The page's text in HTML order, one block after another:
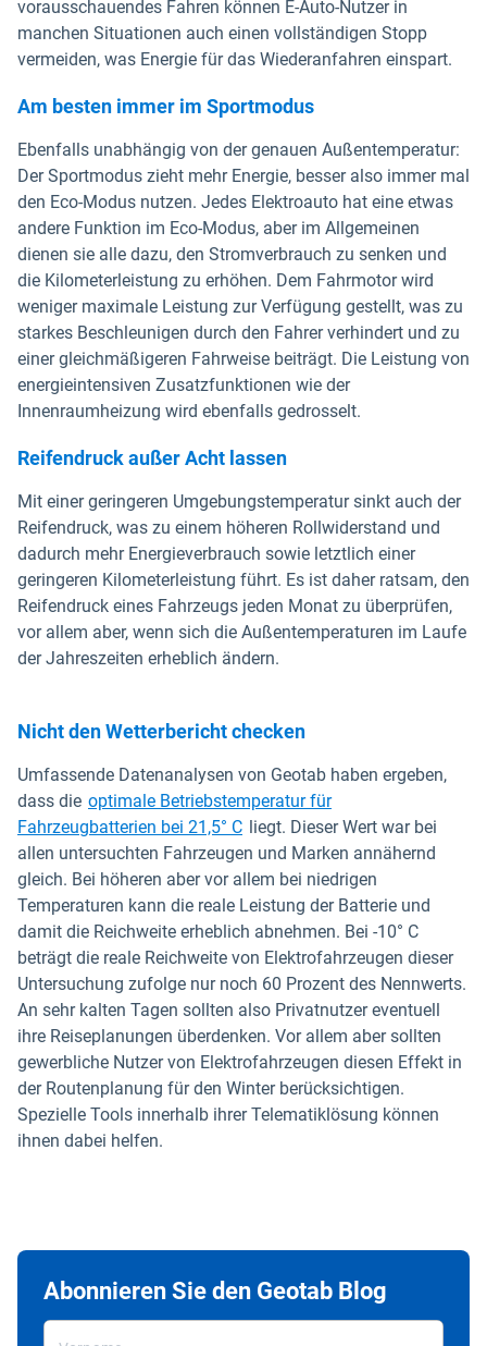
vorausschauendes Fahren können E-Auto-Nutzer in
manchen Situationen auch einen vollständigen Stopp
vermeiden, was Energie für das Wiederanfahren einspart.
Am besten immer im Sportmodus
Ebenfalls unabhängig von der genauen Außentemperatur:
Der Sportmodus zieht mehr Energie, besser also immer mal
den Eco-Modus nutzen. Jedes Elektroauto hat eine etwas
andere Funktion im Eco-Modus, aber im Allgemeinen
dienen sie alle dazu, den Stromverbrauch zu senken und
die Kilometerleistung zu erhöhen. Dem Fahrmotor wird
weniger maximale Leistung zur Verfügung gestellt, was zu
starkes Beschleunigen durch den Fahrer verhindert und zu
einer gleichmäßigeren Fahrweise beiträgt. Die Leistung von
energieintensiven Zusatzfunktionen wie der
Innenraumheizung wird ebenfalls gedrosselt.
Reifendruck außer Acht lassen
Mit einer geringeren Umgebungstemperatur sinkt auch der
Reifendruck, was zu einem höheren Rollwiderstand und
dadurch mehr Energieverbrauch sowie letztlich einer
geringeren Kilometerleistung führt. Es ist daher ratsam, den
Reifendruck eines Fahrzeugs jeden Monat zu überprüfen,
vor allem aber, wenn sich die Außentemperaturen im Laufe
der Jahreszeiten erheblich ändern.
Nicht den Wetterbericht checken
Umfassende Datenanalysen von Geotab haben ergeben,
dass die optimale Betriebstemperatur für
Fahrzeugbatterien bei 21,5° C liegt. Dieser Wert war bei
allen untersuchten Fahrzeugen und Marken annähernd
gleich. Bei höheren aber vor allem bei niedrigen
Temperaturen kann die reale Leistung der Batterie und
damit die Reichweite erheblich abnehmen. Bei -10° C
beträgt die reale Reichweite von Elektrofahrzeugen dieser
Untersuchung zufolge nur noch 60 Prozent des Nennwerts.
An sehr kalten Tagen sollten also Privatnutzer eventuell
ihre Reiseplanungen überdenken. Vor allem aber sollten
gewerbliche Nutzer von Elektrofahrzeugen diesen Effekt in
der Routenplanung für den Winter berücksichtigen.
Spezielle Tools innerhalb ihrer Telematiklösung können
ihnen dabei helfen.
Abonnieren Sie den Geotab Blog